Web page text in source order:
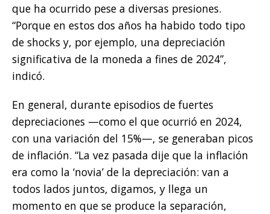
que ha ocurrido pese a diversas presiones.
“Porque en estos dos años ha habido todo tipo
de shocks y, por ejemplo, una depreciación
significativa de la moneda a fines de 2024”,
indicó.
En general, durante episodios de fuertes
depreciaciones —como el que ocurrió en 2024,
con una variación del 15%—, se generaban picos
de inflación. “La vez pasada dije que la inflación
era como la ‘novia’ de la depreciación: van a
todos lados juntos, digamos, y llega un
momento en que se produce la separación,